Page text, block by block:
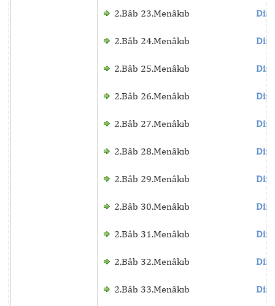
2.Bâb 23.Menâkıb
2.Bâb 24.Menâkıb
2.Bâb 25.Menâkıb
2.Bâb 26.Menâkıb
2.Bâb 27.Menâkıb
2.Bâb 28.Menâkıb
2.Bâb 29.Menâkıb
2.Bâb 30.Menâkıb
2.Bâb 31.Menâkıb
2.Bâb 32.Menâkıb
2.Bâb 33.Menâkıb